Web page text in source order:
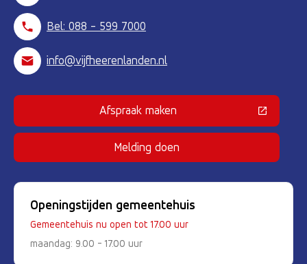
Bel: 088 - 599 7000
info@vijfheerenlanden.nl
Afspraak maken(Deze link gaat naar een externe
Melding doen
Openingstijden gemeentehuis
Gemeentehuis nu open tot 17.00 uur
maandag: 9.00 - 17.00 uur